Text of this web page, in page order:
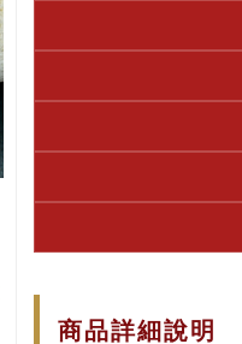
商品詳細說明